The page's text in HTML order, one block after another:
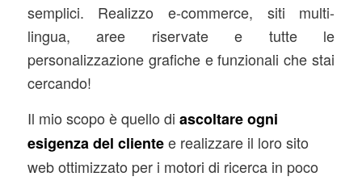
semplici. Realizzo e-commerce, siti multi-
lingua, aree riservate e tutte le
personalizzazione grafiche e funzionali che stai
cercando!
Il mio scopo è quello di ascoltare ogni
esigenza del clientee realizzare il loro sito
web ottimizzato per i motori di ricerca in poco